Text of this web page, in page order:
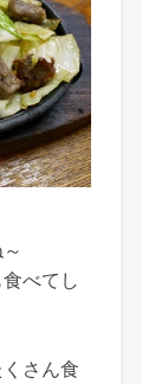
べてし
さん食